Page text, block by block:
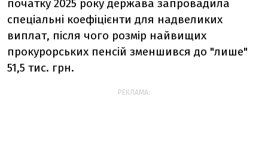
початку 2025 року держава запровадила
спеціальні коефіцієнти для надвеликих
виплат, після чого розмір найвищих
прокурорських пенсій зменшився до "лише"
51,5 тис. грн.
РЕКЛАМА: